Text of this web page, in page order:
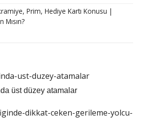
Prim, Hediye Kartı Konusu |
Mısın?
üst düzey atamalar